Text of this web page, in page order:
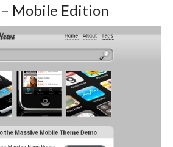
Mobile Edition